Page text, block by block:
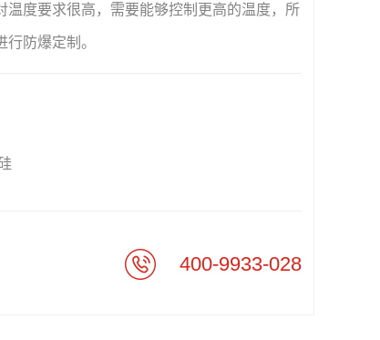
温度要求很高，需要能够控制更高的温度，所
防爆定制。
400-9933-028